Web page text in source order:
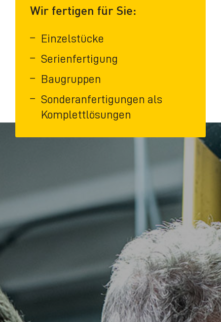
Wir fertigen für Sie:
Einzelstücke
Serienfertigung
Baugruppen
Sonderanfertigungen als
Komplettlösungen